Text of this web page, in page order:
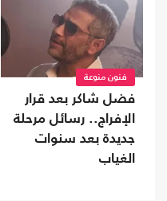
فنون منوعة
فضل شاكر بعد قرار
الإفراج.. رسائل مرحلة
جديدة بعد سنوات
الغياب